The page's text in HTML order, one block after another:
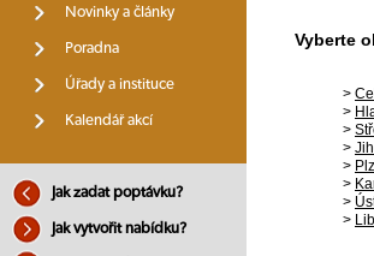
Novinky a články
Poradna
Úřady a instituce
Kalendář akcí
Jak zadat poptávku?
Jak vytvořit nabídku?
Vyberte
>
>
>
>
>
>
>
>